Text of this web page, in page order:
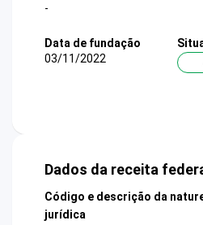
-
Data de fundação
03/11/2022
Dados da receita
Código e descrição da
jurídica